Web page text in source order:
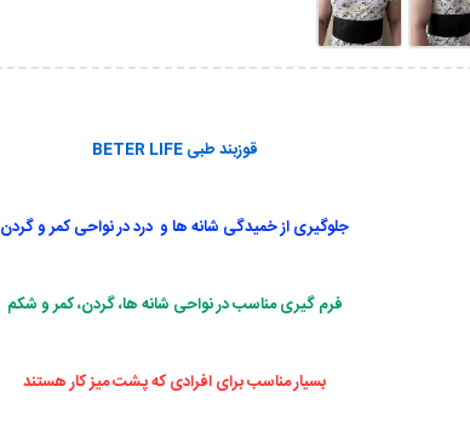
قوزبند طبی BETER LIFE
جلوگیری از خمیدگی شانه ها و درد در نواحی کمر و گردن
فرم گیری مناسب در نواحی شانه ها، گردن، کمر و شکم
بسیار مناسب برای افرادی که پشت میز کار هستند